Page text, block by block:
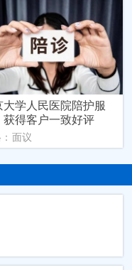
大学人民医院陪护服
获得客户一致好评
面议